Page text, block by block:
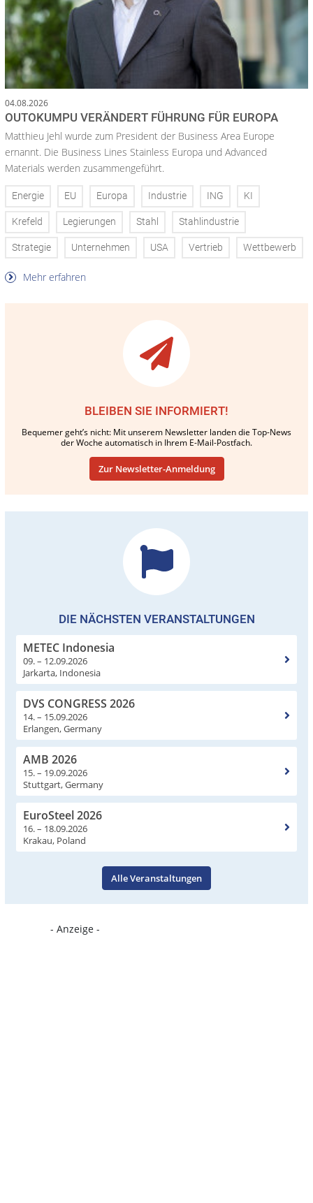
04.08.2026
OUTOKUMPU VERÄNDERT FÜHRUNG FÜR EUROPA
Matthieu Jehl wurde zum President der Business Area Europe
ernannt. Die Business Lines Stainless Europa und Advanced
Materials werden zusammengeführt.
Energie EU Europa Industrie ING KI
Krefeld Legierungen Stahl Stahlindustrie
Strategie Unternehmen USA Vertrieb Wettbewerb
Mehr erfahren
BLEIBEN SIE INFORMIERT!
Bequemer geht’s nicht: Mit unserem Newsletter landen die Top-News
der Woche automatisch in Ihrem E-Mail-Postfach.
Zur Newsletter-Anmeldung
DIE NÄCHSTEN VERANSTALTUNGEN
METEC Indonesia
09. – 12.09.2026
Jarkarta, Indonesia
DVS CONGRESS 2026
14. – 15.09.2026
Erlangen, Germany
AMB 2026
15. – 19.09.2026
Stuttgart, Germany
EuroSteel 2026
16. – 18.09.2026
Krakau, Poland
Alle Veranstaltungen
- Anzeige -